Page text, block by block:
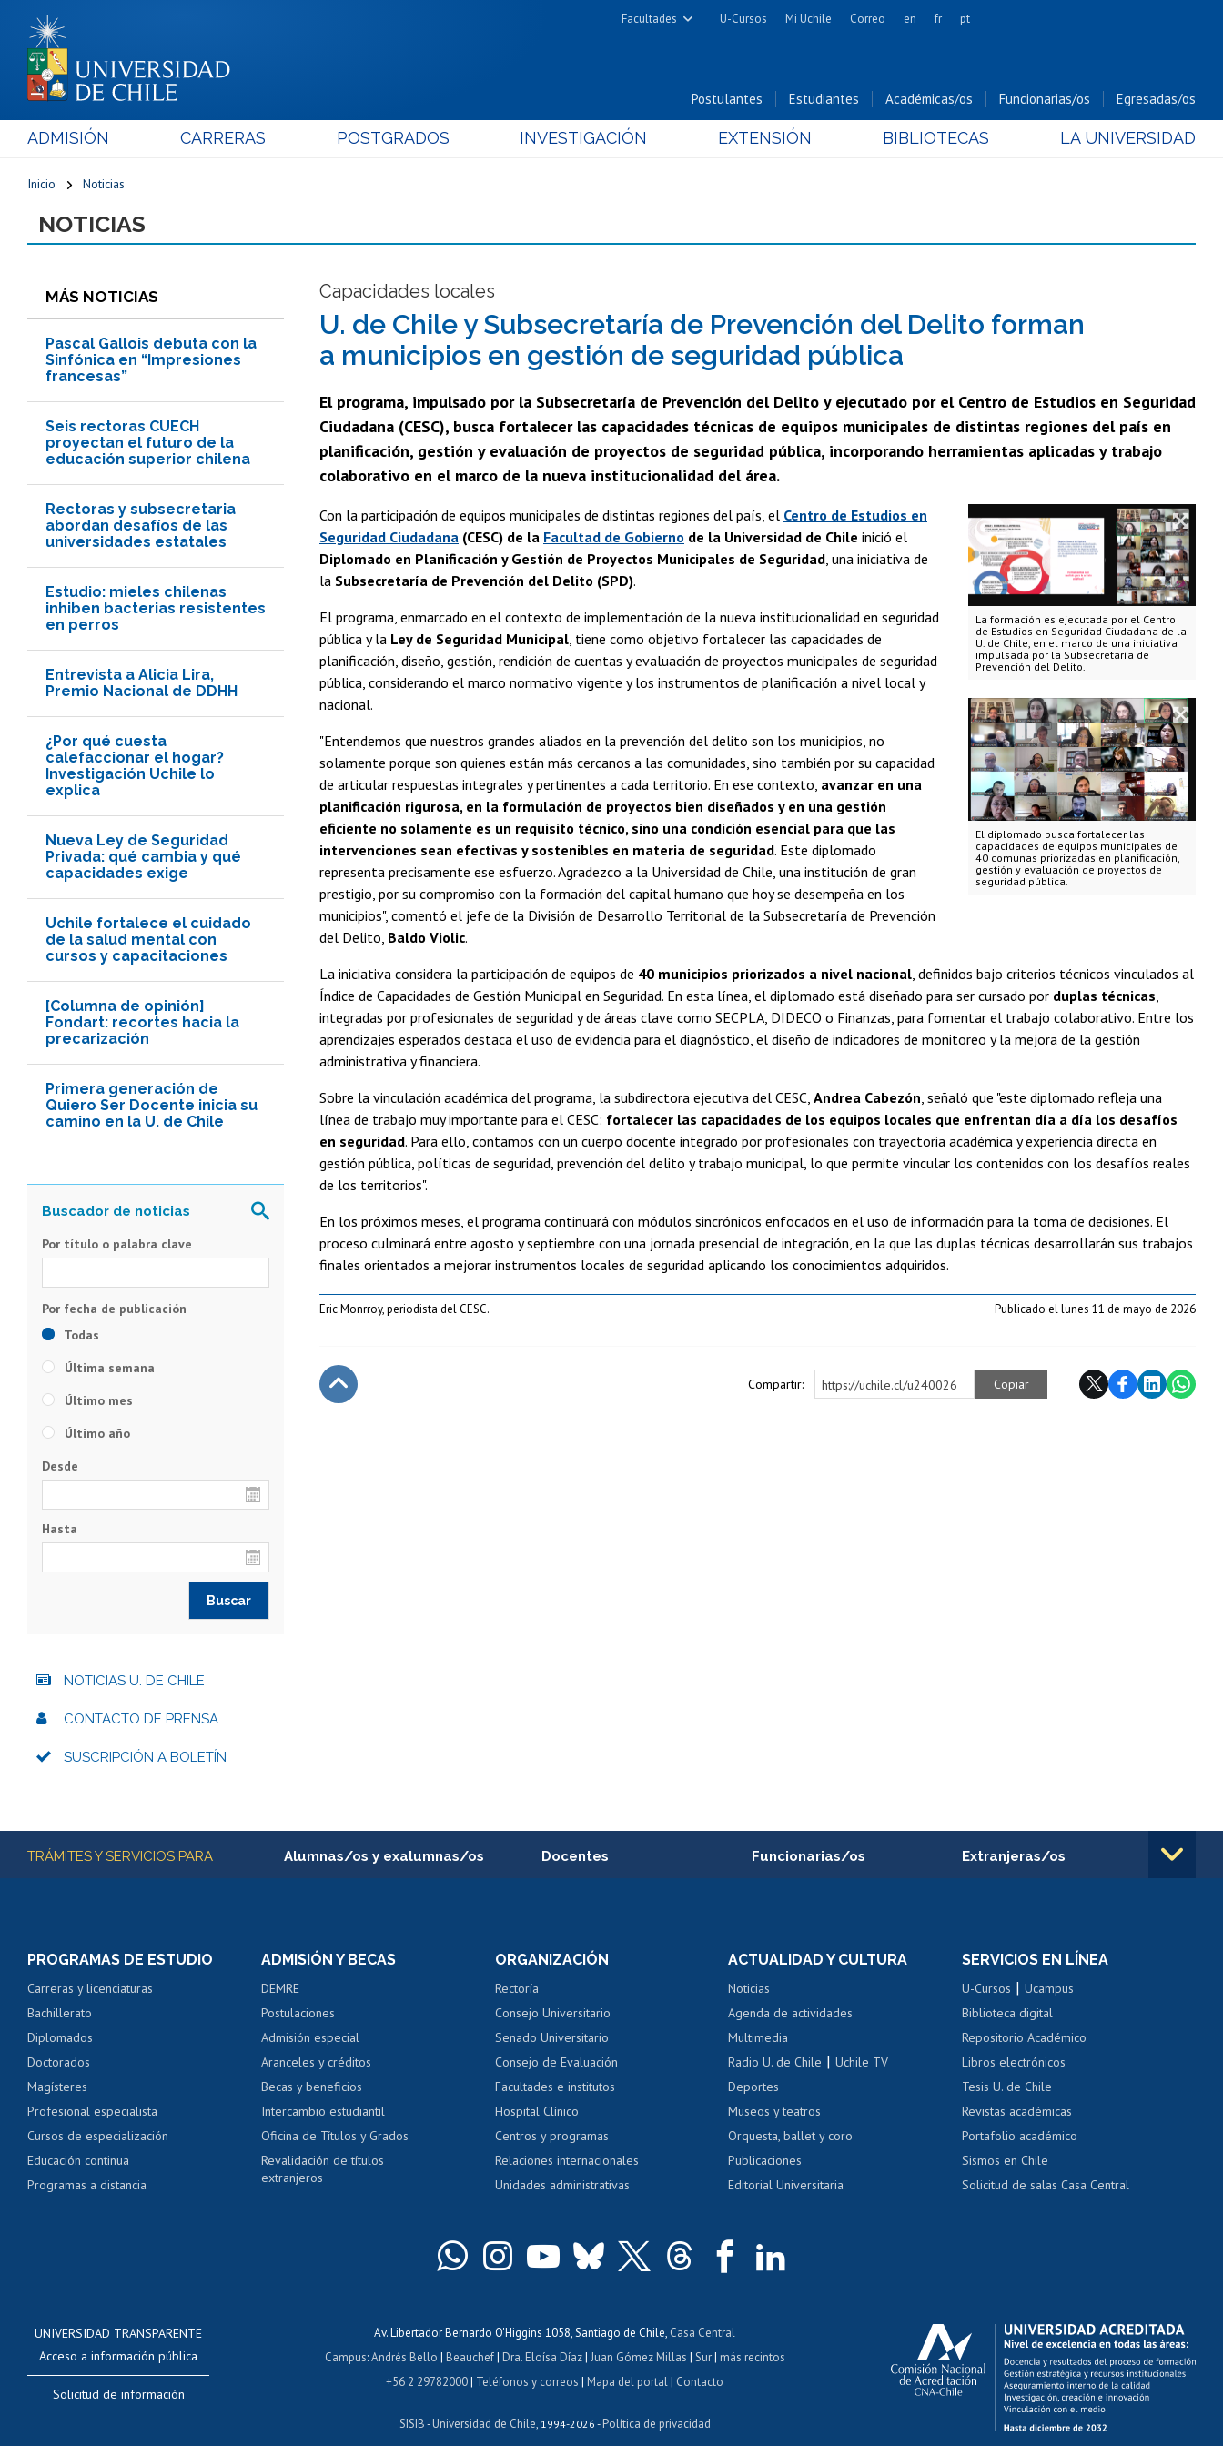
Facultades
Cs. Físicas y Matemáticas
Cs. Forestales y Conservación
Cs. Químicas y Farmacéuticas
Cs. Sociales
Nutrición y Tecnología de
Bachillerato
U-Cursos Mi Uchile Correo en fr pt
Postulantes Estudiantes Académicas/os Funcionarias/os Egresadas/os
ADMISIÓN CARRERAS POSTGRADOS INVESTIGACIÓN EXTENSIÓN BIBLIOTECAS LA UNIVERSIDAD
Inicio Noticias
NOTICIAS
MÁS NOTICIAS
Pascal Gallois debuta con la
Sinfónica en “Impresiones
francesas”
Seis rectoras CUECH
proyectan el futuro de la
educación superior chilena
Rectoras y subsecretaria
abordan desafíos de las
universidades estatales
Estudio: mieles chilenas
inhiben bacterias resistentes
en perros
Entrevista a Alicia Lira,
Premio Nacional de DDHH
¿Por qué cuesta
calefaccionar el hogar?
Investigación Uchile lo
explica
Nueva Ley de Seguridad
Privada: qué cambia y qué
capacidades exige
Uchile fortalece el cuidado
de la salud mental con
cursos y capacitaciones
[Columna de opinión]
Fondart: recortes hacia la
precarización
Primera generación de
Quiero Ser Docente inicia su
camino en la U. de Chile
Capacidades locales
U. de Chile y Subsecretaría de Prevención del Delito forman
a municipios en gestión de seguridad pública
El programa, impulsado por la Subsecretaría de Prevención del Delito y ejecutado por el Centro de Estudios en Seguridad
Ciudadana (CESC), busca fortalecer las capacidades técnicas de equipos municipales de distintas regiones del país en
planificación, gestión y evaluación de proyectos de seguridad pública, incorporando herramientas aplicadas y trabajo
colaborativo en el marco de la nueva institucionalidad del área.
La formación es ejecutada por el Centro
de Estudios en Seguridad Ciudadana de la
U. de Chile, en el marco de una iniciativa
impulsada por la Subsecretaría de
Prevención del Delito.
El diplomado busca fortalecer las
capacidades de equipos municipales de
40 comunas priorizadas en planificación,
gestión y evaluación de proyectos de
seguridad pública.
Con la participación de equipos municipales de distintas regiones del país, el Centro de Estudios en
Seguridad Ciudadana (CESC) de la Facultad de Gobierno de la Universidad de Chile inició el
Diplomado en Planificación y Gestión de Proyectos Municipales de Seguridad , una iniciativa de
la Subsecretaría de Prevención del Delito (SPD).
El programa, enmarcado en el contexto de implementación de la nueva institucionalidad en seguridad
pública y la Ley de Seguridad Municipal , tiene como objetivo fortalecer las capacidades de
planificación, diseño, gestión, rendición de cuentas y evaluación de proyectos municipales de seguridad
pública, considerando el marco normativo vigente y los instrumentos de planificación a nivel local y
nacional.
"Entendemos que nuestros grandes aliados en la prevención del delito son los municipios, no
solamente porque son quienes están más cercanos a las comunidades, sino también por su capacidad
de articular respuestas integrales y pertinentes a cada territorio. En ese contexto, avanzar en una
planificación rigurosa, en la formulación de proyectos bien diseñados y en una gestión
eficiente no solamente es un requisito técnico, sino una condición esencial para que las
intervenciones sean efectivas y sostenibles en materia de seguridad. Este diplomado
representa precisamente ese esfuerzo. Agradezco a la Universidad de Chile, una institución de gran
prestigio, por su compromiso con la formación del capital humano que hoy se desempeña en los
municipios", comentó el jefe de la División de Desarrollo Territorial de la Subsecretaría de Prevención
del Delito, Baldo Violic.
La iniciativa considera la participación de equipos de 40 municipios priorizados a nivel nacional , definidos bajo criterios técnicos vinculados al
Índice de Capacidades de Gestión Municipal en Seguridad. En esta línea, el diplomado está diseñado para ser cursado por duplas técnicas
integradas por profesionales de seguridad y de áreas clave como SECPLA, DIDECO o Finanzas, para fomentar el trabajo colaborativo. Entre los
aprendizajes esperados destaca el uso de evidencia para el diagnóstico, el diseño de indicadores de monitoreo y la mejora de la gestión
administrativa y financiera.
Sobre la vinculación académica del programa, la subdirectora ejecutiva del CESC, Andrea Cabezón , señaló que "este diplomado refleja una
línea de trabajo muy importante para el CESC: fortalecer las capacidades de los equipos locales que enfrentan día a día los desafíos
en seguridad. Para ello, contamos con un cuerpo docente integrado por profesionales con trayectoria académica y experiencia directa en
gestión pública, políticas de seguridad, prevención del delito y trabajo municipal, lo que permite vincular los contenidos con los desafíos reales
de los territorios".
En los próximos meses, el programa continuará con módulos sincrónicos enfocados en el uso de información para la toma de decisiones. El
proceso culminará entre agosto y septiembre con una jornada presencial de integración, en la que las duplas técnicas desarrollarán sus trabajos
finales orientados a mejorar instrumentos locales de seguridad aplicando los conocimientos adquiridos.
Eric Monrroy, periodista del CESC. Publicado el lunes 11 de mayo de 2026
Compartir: https://uchile.cl/u240026 Copiar
Por título o palabra clave
Todas
Última semana
Último mes
Último año
Desde
Hasta
NOTICIAS U. DE CHILE
CONTACTO DE PRENSA
SUSCRIPCIÓN A BOLETÍN
Más información
TRÁMITES Y SERVICIOS PARA Alumnas/os y exalumnas/os
Servicio médico y dental
Pago de arancel y crédito alumnos
Pago de arancel y crédito exalumnos
Certificado de títulos y grados
Docentes
Perfeccionamiento
Evaluación docente
Calificación académica
Postulación al AUCAI
Funcionarias/os
Portal de movilidad interna
Certificado de renta
Certificado de renta
Extranjeras/os
Cursos de español
Mi Uchile Ayuda tecnológica Tarjeta TUI Acoso laboral, sexual y violencia Denuncias administrativas
PROGRAMAS DE ESTUDIO
Carreras y licenciaturas
Bachillerato
Diplomados
Doctorados
Magísteres
Profesional especialista
Cursos de especialización
Educación continua
Programas a distancia
ADMISIÓN Y BECAS
DEMRE
Postulaciones
Admisión especial
Aranceles y créditos
Becas y beneficios
Intercambio estudiantil
Oficina de Títulos y Grados
Revalidación de títulos
extranjeros
ORGANIZACIÓN
Rectoría
Consejo Universitario
Senado Universitario
Consejo de Evaluación
Facultades e institutos
Hospital Clínico
Centros y programas
Relaciones internacionales
Unidades administrativas
ACTUALIDAD Y CULTURA
Noticias
Agenda de actividades
Multimedia
Radio U. de Chile |Uchile TV
Deportes
Museos y teatros
Orquesta, ballet y coro
Publicaciones
Editorial Universitaria
SERVICIOS EN LÍNEA
U-Cursos |Ucampus
Biblioteca digital
Repositorio Académico
Libros electrónicos
Tesis U. de Chile
Revistas académicas
Portafolio académico
Sismos en Chile
Solicitud de salas Casa Central
UNIVERSIDAD TRANSPARENTE
Acceso a información pública
Solicitud de información
Av. Libertador Bernardo O'Higgins 1058, Santiago de Chile, Casa Central
Campus:Andrés Bello | Beauchef| Dra. Eloísa Díaz| Juan Gómez Millas | Sur| más recintos
+56 2 29782000| Teléfonos y correos |Mapa del portal| Contacto
SISIB -Universidad de Chile , 1994-2026 -Política de privacidad